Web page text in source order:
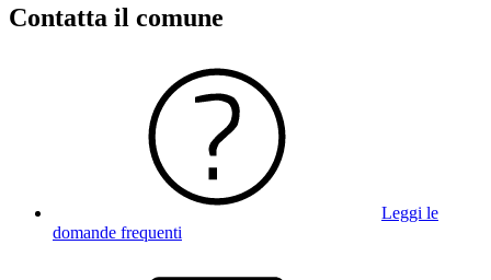
Contatta il comune
Leggi le
domande frequenti